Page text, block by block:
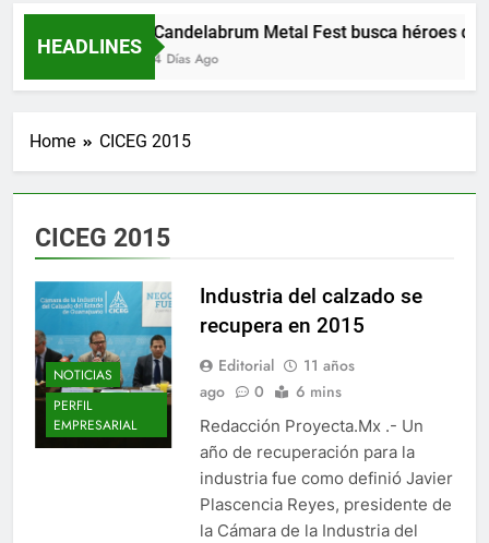
HEADLINES
Candelabrum Metal Fest busca héroes de
4 Días Ago
Home CICEG 2015
CICEG 2015
NOTICIAS
PERFIL
EMPRESARIAL
Industria del calzado se
recupera en 2015
Editorial
11 años
ago
0 6 mins
Redacción Proyecta.Mx .- Un
año de recuperación para la
industria fue como definió Javier
Plascencia Reyes, presidente de
la Cámara de la Industria del